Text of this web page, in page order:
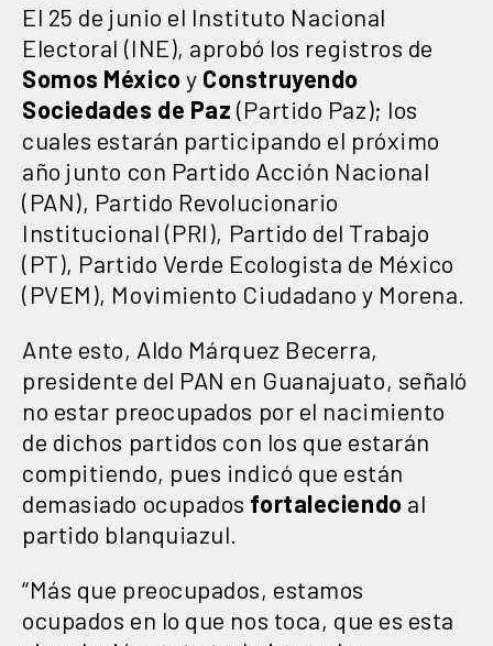
El 25 de junio el Instituto Nacional
Electoral (INE), aprobó los registros de
Somos México y Construyendo
Sociedades de Paz (Partido Paz); los
cuales estarán participando el próximo
año junto con Partido Acción Nacional
(PAN), Partido Revolucionario
Institucional (PRI), Partido del Trabajo
(PT), Partido Verde Ecologista de México
(PVEM), Movimiento Ciudadano y Morena.
Ante esto, Aldo Márquez Becerra,
presidente del PAN en Guanajuato, señaló
no estar preocupados por el nacimiento
de dichos partidos con los que estarán
compitiendo, pues indicó que están
demasiado ocupados fortaleciendo al
partido blanquiazul.
“Más que preocupados, estamos
ocupados en lo que nos toca, que es esta